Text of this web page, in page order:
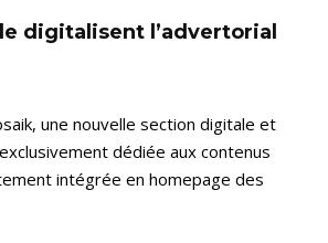
digitalisent l’advertorial
une nouvelle section digitale et
dédiée aux contenus
intégrée en homepage des